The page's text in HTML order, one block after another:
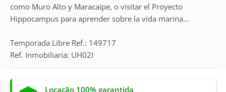
como Muro Alto y Maracaípe, o visitar el Proyecto
Hippocampus para aprender sobre la vida marina...
Temporada Libre Ref.: 149717
Ref. Inmobiliaria: UH02I
Locação 100% garantida